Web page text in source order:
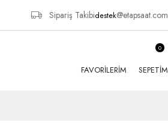
Sipariş Takibidestek@etapsaat.com
SEPETIM
0
FAVORILERIM